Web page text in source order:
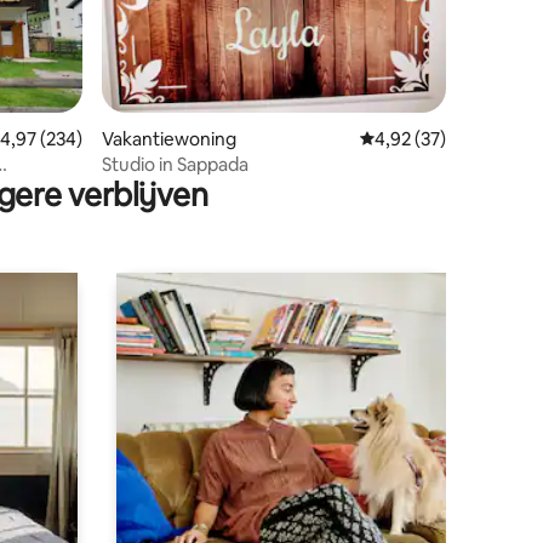
beoordeling van 4,97 op 5, 234 recensies
4,97 (234)
Vakantiewoning Gemiddelde
4,92 (37)
Studio in Sappada
verblijven